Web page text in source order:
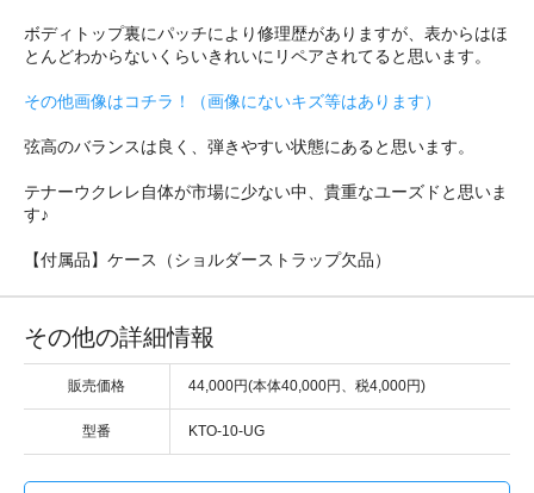
ボディトップ裏にパッチにより修理歴がありますが、表からはほ
とんどわからないくらいきれいにリペアされてると思います。
その他画像はコチラ！（画像にないキズ等はあります）
弦高のバランスは良く、弾きやすい状態にあると思います。
テナーウクレレ自体が市場に少ない中、貴重なユーズドと思いま
す♪
【付属品】ケース（ショルダーストラップ欠品）
その他の詳細情報
販売価格 44,000円(本体40,000円、税4,000円)
型番 KTO-10-UG